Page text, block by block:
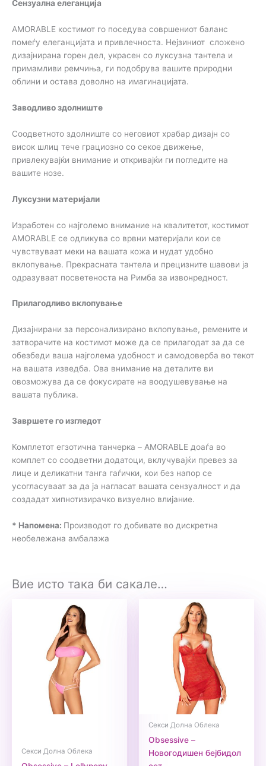
Сензуална елеганција
AMORABLE костимот го поседува совршениот баланс
помеѓу елеганцијата и привлечноста. Нејзиниот сложено
дизајнирана горен дел, украсен со луксузна тантела и
примамливи ремчиња, ги подобрува вашите природни
облини и остава доволно на имагинацијата.
Заводливо здолниште
Соодветното здолниште со неговиот храбар дизајн со
висок шлиц тече грациозно со секое движење,
привлекувајќи внимание и откривајќи ги погледите на
вашите нозе.
Луксузни материјали
Изработен со најголемо внимание на квалитетот, костимот
AMORABLE се одликува со врвни материјали кои се
чувствуваат меки на вашата кожа и нудат удобно
вклопување. Прекрасната тантела и прецизните шавови ја
одразуваат посветеноста на Римба за извонредност.
Прилагодливо вклопување
Дизајнирани за персонализирано вклопување, ремените и
затворачите на костимот може да се прилагодат за да се
обезбеди ваша најголема удобност и самодоверба во текот
на вашата изведба. Ова внимание на деталите ви
овозможува да се фокусирате на воодушевување на
вашата публика.
Завршете го изгледот
Комплетот егзотична танчерка – AMORABLE доаѓа во
комплет со соодветни додатоци, вклучувајќи превез за
лице и деликатни танга гаѓички, кои без напор се
усогласуваат за да ја нагласат вашата сензуалност и да
создадат хипнотизирачко визуелно влијание.
* Напомена: Производот го добивате во дискретна
необележана амбалажа
Вие исто така би сакале…
Секси Долна Облека
Секси Долна Облека
Obsessive –
Новогодишен бејбидол